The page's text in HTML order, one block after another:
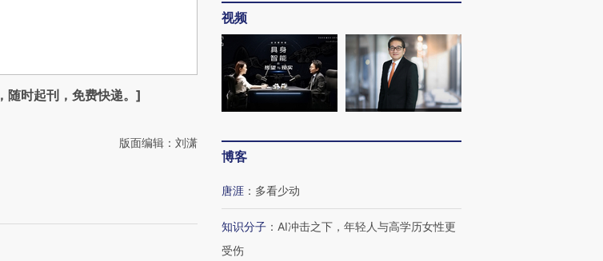
，随时起刊，免费快递。]
版面编辑：刘潇
视频
博客
唐涯 ： 多看少动
知识分子 ： AI冲击之下，年轻人与高学历女性更
受伤